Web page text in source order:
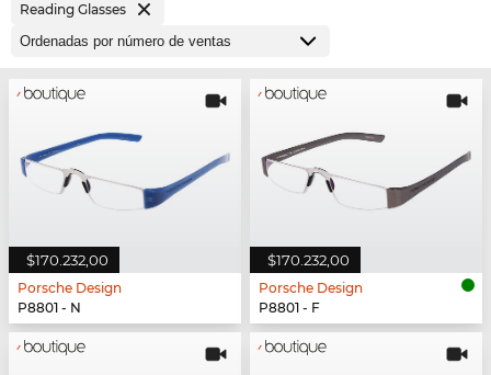
Reading Glasses
$170.232,00
Porsche Design
P8801 - N
$170.232,00
Porsche Design
P8801 - F